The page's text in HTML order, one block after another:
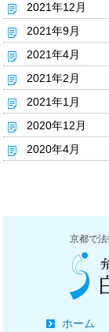
2021年12月
2021年9月
2021年4月
2021年2月
2021年1月
2020年12月
2020年4月
京都で
ホーム